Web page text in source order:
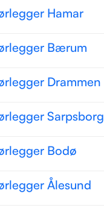
Hamar
Bærum
Drammen
Sarpsborg
Bodø
Ålesund